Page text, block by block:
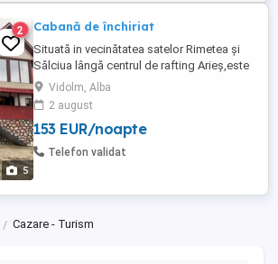
5
2 Cabană de închiriat
Situată in vecinătatea satelor Rimetea și
Sălciua lângă centrul de rafting Arieș,este
compusă din 5 dormitoare(4 cam.cu câte
2 paturi matrimoniale și 1 camera cu 1 pat
matrimonial și pătuț de copil) ,sufragerie
și 2 băi.La ext.masa de tenis,terasă cu
gratar,PISCINĂ,parcare.Preț negociabil in
Vidolm, Alba
2 august
153 EUR/noapte
Telefon validat
Cazare - Turism